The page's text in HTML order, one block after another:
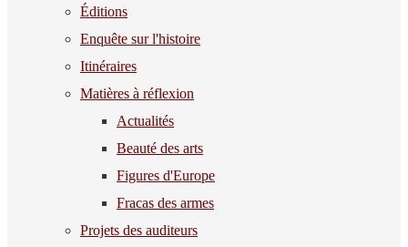
Éditions
Enquête sur l'histoire
Itinéraires
Matières à réflexion
Actualités
Beauté des arts
Figures d'Europe
Fracas des armes
Projets des auditeurs